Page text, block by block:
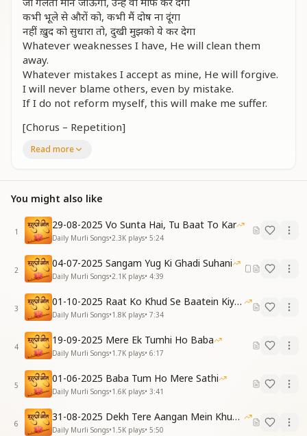
कभी भूले से औरों को, कभी मैं दोष ना दूंगा
नहीं ख़ुद को सुधारा तो, दुखी मुझको ये कर देगा
Whatever weaknesses I have, He will clean them
away.
Whatever mistakes I accept as mine, He will forgive.
I will never blame others, even by mistake.
If I do not reform myself, this will make me suffer.
[Chorus – Repetition]
जो गलती मान जाऊँगा, उन्हें वो माफ कर देगा
Whatever mistakes I accept, He will forgive them.
[Verse 1]
किसी को भी न छोड़ेगी, ये माया है बड़ी दुश्तर
कभी मिल जाए जो मौक़ा, गिराती ये हमें अक्सर
जलाकर दीप यादों का, करूंगा याद बाबा को
तभी मेरा ये जीवन भी, सदा गुलशन सा महकेगा
This Maya spares no one; she is extremely deceptive.
Whenever she finds a chance, she makes us fall.
By lighting the lamp of remembrance, I will
remember Baba,
Only then will my life forever bloom like a garden.
[Chorus]
मेरी कमज़ोरियाँ जो हैं, उन्हें वो साफ कर देगा
जो गलती मान जाऊँगा, उन्हें वो माफ कर देगा
Whatever weaknesses I have, He will remove them.
Whatever mistakes I accept, He will forgive them.
Read more
You might also like
1
29-08-2025 Vo Sunta Hai, Tu Baat To Kar
Daily Murli Songs•2.3K plays• 5:24
2
04-07-2025 Sangam Yug Ki Ghadi Suhani
Daily Murli Songs•2.1K plays• 4:39
3
01-10-2025 Raat Ko Khud Se Baatein Kiya Kijiye
Daily Murli Songs•1.8K plays• 7:34
4
19-09-2025 Mere Ek Tumhi Ho Baba
Daily Murli Songs•1.7K plays• 6:17
5
01-06-2025 Baba Tum Ho Mere Sathi
Daily Murli Songs•1.6K plays• 3:41
6
31-08-2025 Dekh Tere Aangan Mein Khud Bhagwan
Daily Murli Songs•1.5K plays• 5:50